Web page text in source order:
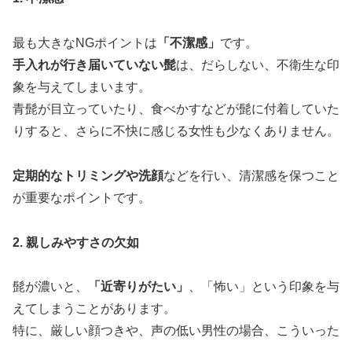
最も大きなNGポイントは 「不潔感」 です。
手入れが行き届いていない髭は、だらしない、不衛生な印
象を与えてしまいます。
青髭が目立っていたり、食べかすなどが髭に付着していた
りすると、さらに不快に感じる女性も少なくありません。
定期的なトリミングや洗顔などを行い、清潔感を保つこと
が重要なポイントです。
2. 親しみやすさの欠如
髭が濃いと、 「近寄りがたい」
、「怖い」という印象を与
えてしまうことがあります。
特に、厳しい顔つきや、声の低い男性の場合、こういった